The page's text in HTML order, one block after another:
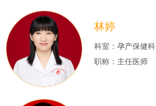
林婷
科室：孕产保健科
职称：主任医师